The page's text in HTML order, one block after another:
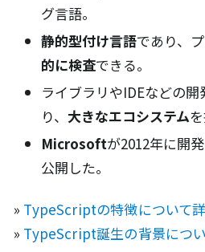
グ言語。
静的型付け言語であり、
的に検査できる。
ライブラリやIDEなどの
り、 大きなエコシステム
Microsoftが2012年に開発
公開した。
» TypeScriptの特徴について
» TypeScript誕生の背景につ